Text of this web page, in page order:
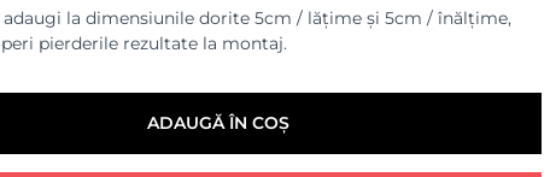
adaugi la dimensiunile dorite 5cm / lățime și 5cm / înălțime,
pierderile rezultate la montaj.
ADAUGĂ ÎN COȘ